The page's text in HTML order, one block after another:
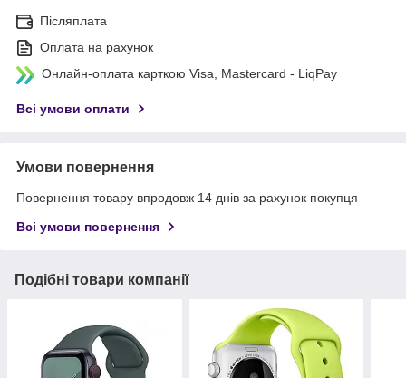
Післяплата
Оплата на рахунок
Онлайн-оплата карткою Visa, Mastercard - LiqPay
Всі умови оплати
Умови повернення
Повернення товару впродовж 14 днів за рахунок покупця
Всі умови повернення
Подібні товари компанії